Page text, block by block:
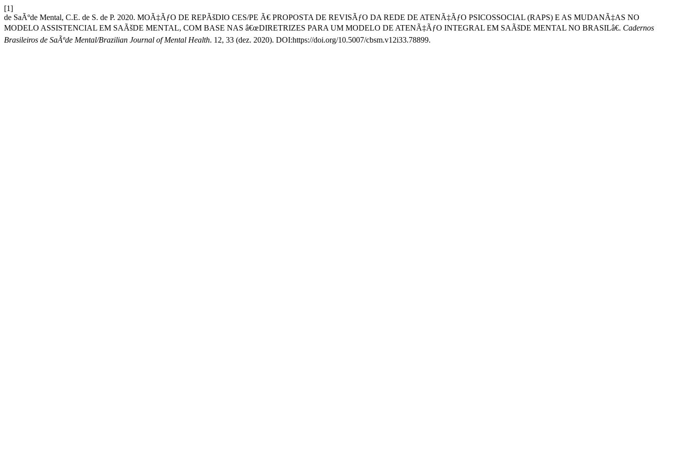
[1]
de SaÃºde Mental, C.E. de S. de P. 2020. MOÃ‡ÃƒO DE REPÃšDIO CES/PE Ã€ PROPOSTA DE REVISÃƒO DA REDE DE ATENÃ‡ÃƒO PSICOSSOCIAL (RAPS) E AS MUDANÃ‡AS NO
MODELO ASSISTENCIAL EM SAÃšDE MENTAL, COM BASE NAS â€œDIRETRIZES PARA UM MODELO DE ATENÃ‡ÃƒO INTEGRAL EM SAÃšDE MENTAL NO BRASILâ€. Cadernos
Brasileiros de SaÃºde Mental/Brazilian Journal of Mental Health. 12, 33 (dez. 2020). DOI:https://doi.org/10.5007/cbsm.v12i33.78899.